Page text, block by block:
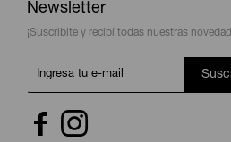
Newsletter
¡Suscribite y recibí todas nuestras
 